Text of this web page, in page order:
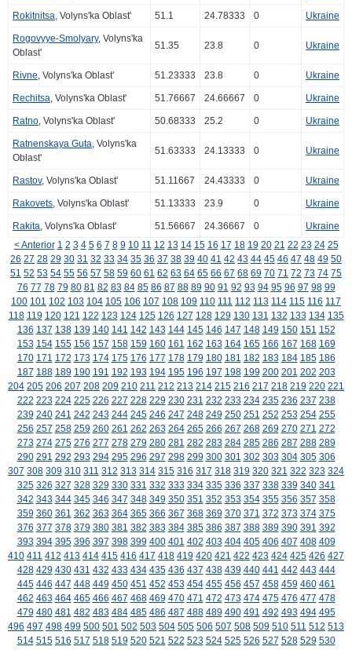
Rokitnitsa, Volyns'ka Oblast' 51.1 24.78333 0 Ukraine
Rogovyye-Smolyary, Volyns'ka
Oblast'
51.35 23.8 0 Ukraine
Rivne, Volyns'ka Oblast' 51.23333 23.8 0 Ukraine
Rechitsa, Volyns'ka Oblast' 51.76667 24.66667 0 Ukraine
Ratno, Volyns'ka Oblast' 50.68333 25.2 0 Ukraine
Ratnenskaya Guta, Volyns'ka
Oblast'
51.63333 24.13333 0 Ukraine
Rastov, Volyns'ka Oblast' 51.11667 24.43333 0 Ukraine
Rakovets, Volyns'ka Oblast' 51.13333 23.9 0 Ukraine
Rakita, Volyns'ka Oblast' 51.56667 24.36667 0
Ukraine
< Anterior 1 2 3 4 5 6 7 8 9 10 11 12 13 14 15 16 17 18 19 20 21 22 23 24 25
26 27 28 29 30 31 32 33 34 35 36 37 38 39 40 41 42 43 44 45 46 47 48 49 50
51 52 53 54 55 56 57 58 59 60 61 62 63 64 65 66 67 68 69 70 71 72 73 74 75
76 77 78 79 80 81 82 83 84 85 86 87 88 89 90 91 92 93 94 95 96 97 98 99
100 101 102 103 104 105 106 107 108 109 110 111 112 113 114 115 116 117
118 119 120 121 122 123 124 125 126 127 128 129 130 131 132 133 134 135
136 137 138 139 140 141 142 143 144 145 146 147 148 149 150 151 152
153 154 155 156 157 158 159 160 161 162 163 164 165 166 167 168 169
170 171 172 173 174 175 176 177 178 179 180 181 182 183 184 185 186
187 188 189 190 191 192 193 194 195 196 197 198 199 200 201 202 203
204 205 206 207 208 209 210 211 212 213 214 215 216 217 218 219 220 221
222 223 224 225 226 227 228 229 230 231 232 233 234 235 236 237 238
239 240 241 242 243 244 245 246 247 248 249 250 251 252 253 254 255
256 257 258 259 260 261 262 263 264 265 266 267 268 269 270 271 272
273 274 275 276 277 278 279 280 281 282 283 284 285 286 287 288 289
290 291 292 293 294 295 296 297 298 299 300 301 302 303 304 305 306
307 308 309 310 311 312 313 314 315 316 317 318 319 320 321 322 323 324
325 326 327 328 329 330 331 332 333 334 335 336 337 338 339 340 341
342 343 344 345 346 347 348 349 350 351 352 353 354 355 356 357 358
359 360 361 362 363 364 365 366 367 368 369 370 371 372 373 374 375
376 377 378 379 380 381 382 383 384 385 386 387 388 389 390 391 392
393 394 395 396 397 398 399 400 401 402 403 404 405 406 407 408 409
410 411 412 413 414 415 416 417 418 419 420 421 422 423 424 425 426 427
428 429 430 431 432 433 434 435 436 437 438 439 440 441 442 443 444
445 446 447 448 449 450 451 452 453 454 455 456 457 458 459 460 461
462 463 464 465 466 467 468 469 470 471 472 473 474 475 476 477 478
479 480 481 482 483 484 485 486 487 488 489 490 491 492 493 494 495
496 497 498 499 500 501 502 503 504 505 506 507 508 509 510 511 512 513
514 515 516 517 518 519 520 521 522 523 524 525 526 527 528 529 530